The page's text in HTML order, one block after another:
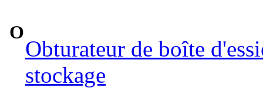
O
Obturateur de boîte
stockage